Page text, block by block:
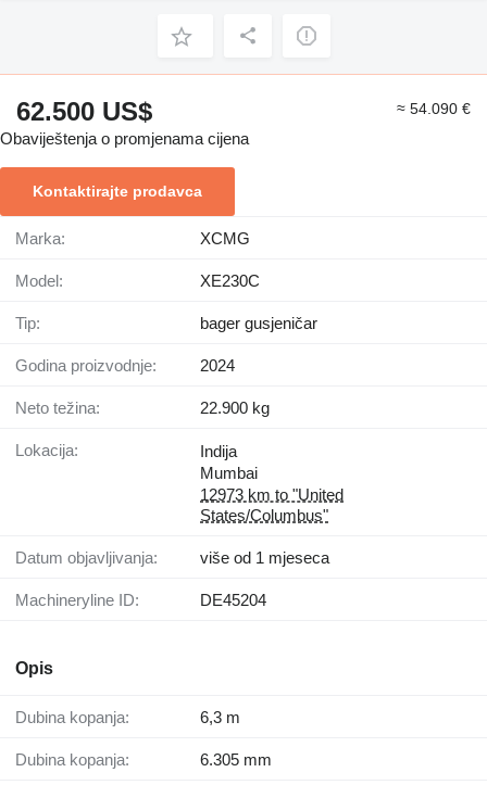
62.500 US$ ≈ 54.090 €
Obaviještenja o promjenama cijena
Kontaktirajte prodavca
Marka: XCMG
Model: XE230C
Tip: bager gusjeničar
Godina proizvodnje: 2024
Neto težina: 22.900 kg
Lokacija:
Indija
Mumbai
12973 km to "United
States/Columbus"
Datum objavljivanja: više od 1 mjeseca
Machineryline ID: DE45204
Opis
Dubina kopanja: 6,3 m
Dubina kopanja: 6.305 mm